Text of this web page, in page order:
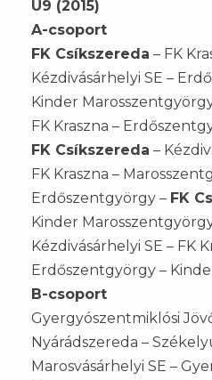
U9 (2015)
A-csoport
FK Csíkszereda – FK
Kézdivásárhelyi SE –
Kinder
FK Kraszna –
FK Csíkszereda –
FK Kraszna –
Erdőszentgyörgy – FK
Kinder Marosszentgyörgy
Kézdivásárhelyi SE – FK
Erdőszentgyörgy –
B-csoport
Gyergyószentmiklósi Jövő
Nyárádszereda –
Marosvásárhelyi SE –